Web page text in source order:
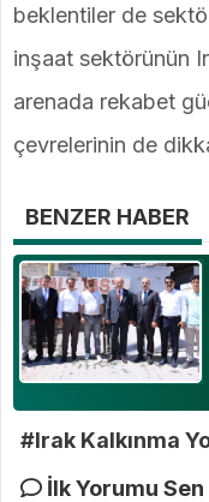
beklentiler de
inşaat sektörünün
arenada rekabet
çevrelerinin de
BENZER HABER
#Irak Kalkınma
İlk Yorumu Sen